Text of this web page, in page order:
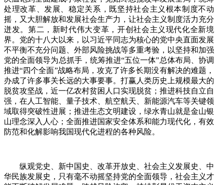
处理改革、发展、稳定关系，既坚持社会主义根本制度不动
摇，又大胆解放和发展社会生产力，让社会主义制度活力充分
迸发。第二，新时代伟大变革，开创社会主义现代化全新境
界。党的十八大以来，以习近平同志为核心的党中央直面发展
不平衡不充分问题、外部风险挑战等多重考验，以坚持和加强
党的全面领导为总抓手，统筹推进“五位一体”总体布局、协调
推进“四个全面”战略布局，攻克了许多长期没有解决的难题，
办成了许多事关长远的大事要事。打赢人类历史上规模最大的
脱贫攻坚战，近一亿农村贫困人口实现脱贫；推进科技自立自
强，在人工智能、量子技术、航空航天、新能源汽车等关键领
域取得突破性进展；推进生态文明建设，绿水青山就是金山银
山理念深入人心；全面推进国家安全体系和能力现代化，有效
防范和化解影响我国现代化进程的各种风险。
纵观党史、新中国史、改革开放史、社会主义发展史、中
华民族发展史，只有毫不动摇坚持党的全面领导，社会主义才